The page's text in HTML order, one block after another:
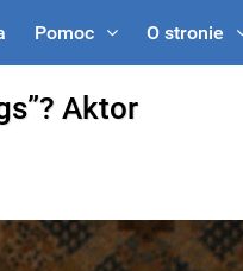
Pomoc O stronie
Aktor